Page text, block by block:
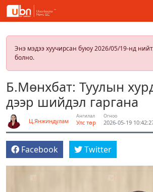
Энэ мэдээ хуучирсан буюу 2026/05/19-нд
болно.
Б.Мөнхбат: Туулын
дээр шийдэл гаргана
Ц.Янжиндулам
Ангилал
Улс төр
Огноо
2026-05-19
Facebook Twitter